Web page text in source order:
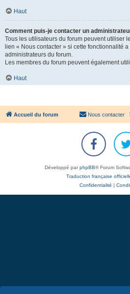
Haut
Comment puis-je contacter un
Tous les utilisateurs du forum peuvent utiliser
lien « Nous contacter » si cette fonctionnalité
administrateurs du forum.
Les membres du forum peuvent également
Haut
Accueil du forum Nous contacter
Développé parphpBB® Forum
Traduction française
Confidentialité